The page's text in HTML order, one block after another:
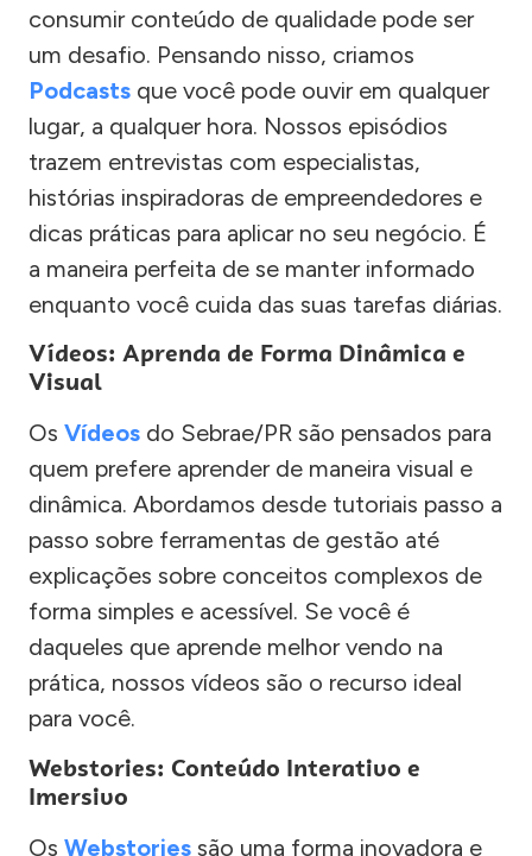
consumir conteúdo de qualidade pode ser
um desafio. Pensando nisso, criamos
Podcasts que você pode ouvir em qualquer
lugar, a qualquer hora. Nossos episódios
trazem entrevistas com especialistas,
histórias inspiradoras de empreendedores e
dicas práticas para aplicar no seu negócio. É
a maneira perfeita de se manter informado
enquanto você cuida das suas tarefas diárias.
Vídeos: Aprenda de Forma Dinâmica e
Visual
Os Vídeos do Sebrae/PR são pensados para
quem prefere aprender de maneira visual e
dinâmica. Abordamos desde tutoriais passo a
passo sobre ferramentas de gestão até
explicações sobre conceitos complexos de
forma simples e acessível. Se você é
daqueles que aprende melhor vendo na
prática, nossos vídeos são o recurso ideal
para você.
Webstories: Conteúdo Interativo e
Imersivo
Os Webstories são uma forma inovadora e